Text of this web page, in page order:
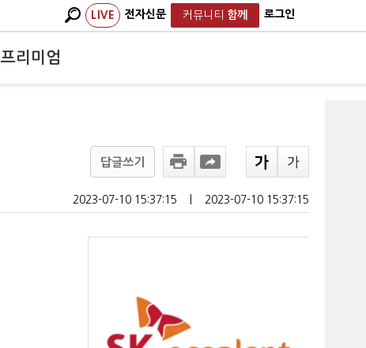
LIVE 전자신문 커뮤니티 함께 로그인
프리미엄
답글쓰기
2023-07-10 15:37:15 2023-07-10 15:37:15